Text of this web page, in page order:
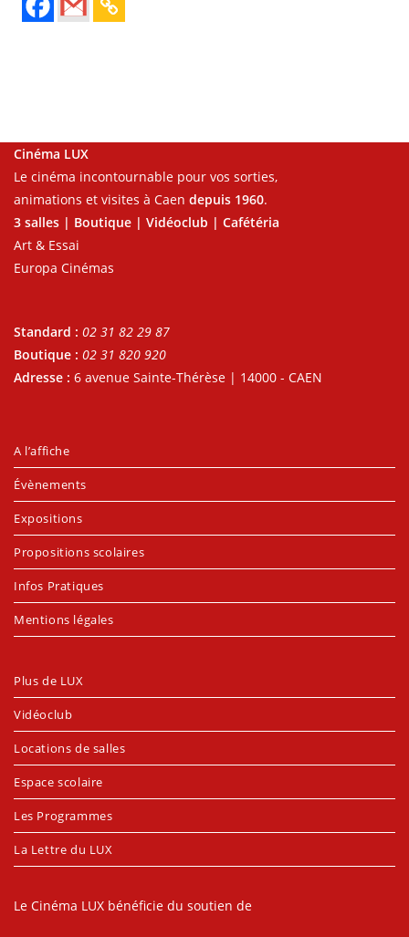
Cinéma LUX
Le cinéma incontournable pour vos sorties,
animations et visites à Caen depuis 1960.
3 salles | Boutique | Vidéoclub | Cafétéria
Art & Essai
Europa Cinémas
Standard : 02 31 82 29 87
Boutique : 02 31 820 920
Adresse : 6 avenue Sainte-Thérèse | 14000 - CAEN
A l’affiche
Évènements
Expositions
Propositions scolaires
Infos Pratiques
Mentions légales
Plus de LUX
Vidéoclub
Locations de salles
Espace scolaire
Les Programmes
La Lettre du LUX
Le Cinéma LUX bénéficie du soutien de